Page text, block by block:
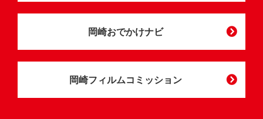
岡崎おでかけナビ
岡崎フィルムコミッション